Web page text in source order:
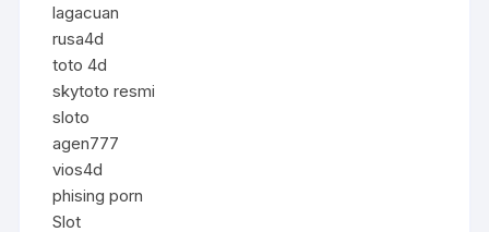
lagacuan
rusa4d
toto 4d
skytoto resmi
sloto
agen777
vios4d
phising porn
Slot